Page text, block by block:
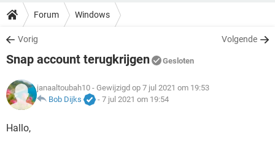
INSTAGRAM
NETFLIX
GRATIS SNAPCHAT
TIKTOK
HOW-TO
VIDEOBELLEN
GRATIS SNAPCHAT
TIKTOK
DOWNLOADS
VIDEOBELLEN GAMES
INSTAGRAM
NETFLIX CORONAVIRUS
GRATIS
FORUM
VIDEOBELLEN GAMES
INSTAGRAM
NETFLIX
ARTIKELEN
VIDEOBELLEN
Forum Windows
Vorig Volgende
Snap account terugkrijgen Gesloten
janaaltoubah10 - Gewijzigd op 7 jul 2021 om 19:53
Bob Dijks
- 7 jul 2021 om 19:54
Hallo,